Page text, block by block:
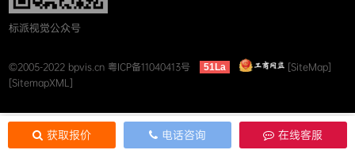
标派视觉公众号
©2005-2022 bpvis.cn 粤ICP备11040413号 51La
[SiteMap]
[SitemapXML]
获取报价 电话咨询 在线客服